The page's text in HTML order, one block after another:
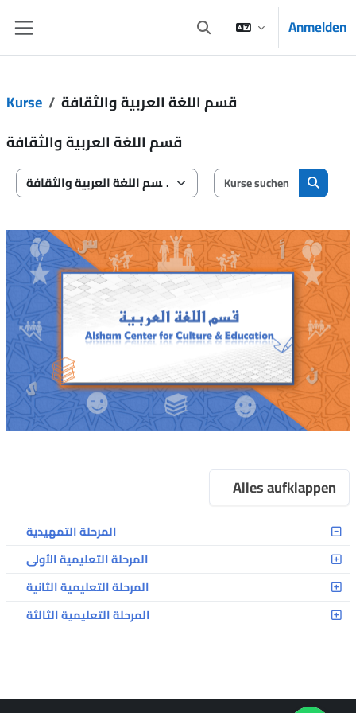
Website-Übersicht Sucheingabe umschalten
Anmelden
Kurse
قسم اللغة العربية والثقافة
قسم اللغة العربية والثقافة
Kursbereiche
Kurse
Kurse
Alles aufklappen
المرحلة التمهيدية
المرحلة التعليمية الأولى
المرحلة التعليمية الثانية
المرحلة التعليمية الثالثة